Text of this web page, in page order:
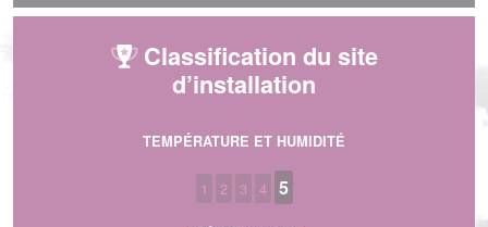
Classification du site
d’installation
TEMPÉRATURE ET HUMIDITÉ
1 2 3 4 5